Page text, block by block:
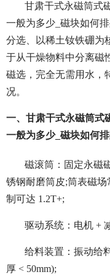
甘肃干式永磁筒式
一般为多少_磁块如何
分选、以稀土钕铁硼为
于从干燥物料中分离磁
磁选，完全无需用水，
况。
一、甘肃干式永磁筒式
一般为多少_磁块如何排
磁滚筒：固定永磁
锈钢耐磨筒皮;筒表磁场
制可达 1.2T+;
驱动系统：电机 +
给料装置：振动给
厚 < 50mm);